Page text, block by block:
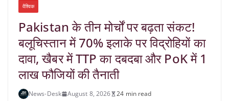
वैश्विक
Pakistan के तीन मोर्चों पर बढ़ता संकट!
बलूचिस्तान में 70% इलाके पर विद्रोहियों का
दावा, खैबर में TTP का दबदबा और PoK में 1
लाख फौजियों की तैनाती
News-Desk August 8, 2026
24 min read